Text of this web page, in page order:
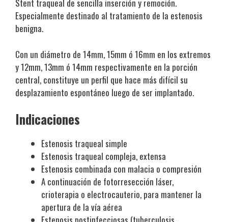
Stent traqueal de sencilla inserción y remoción.
Especialmente destinado al tratamiento de la estenosis
benigna.
Con un diámetro de 14mm, 15mm ó 16mm en los extremos
y 12mm, 13mm ó 14mm respectivamente en la porción
central, constituye un perfil que hace más difícil su
desplazamiento espontáneo luego de ser implantado.
Indicaciones
Estenosis traqueal simple
Estenosis traqueal compleja, extensa
Estenosis combinada con malacia o compresión
A continuación de fotorresección láser,
crioterapia o electrocauterio, para mantener la
apertura de la vía aérea